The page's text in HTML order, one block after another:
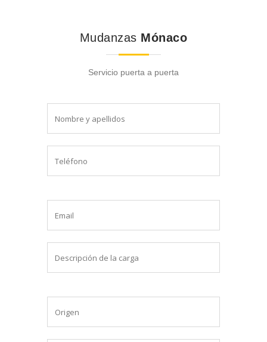
Mudanzas Mónaco
Servicio puerta a puerta